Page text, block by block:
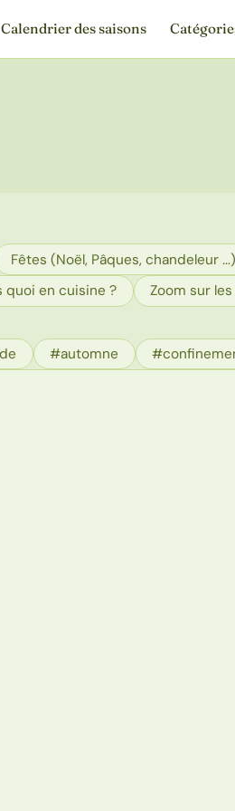
Calendrier des saisons
Fêtes (Noël, Pâques, chandeleur ...)
quoi en cuisine ? Zoom sur
#automne